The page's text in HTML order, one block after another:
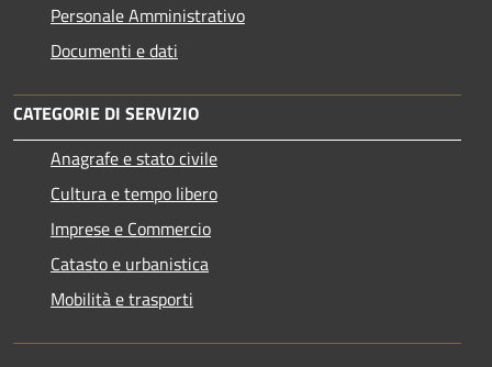
Personale Amministrativo
Documenti e dati
CATEGORIE DI SERVIZIO
Anagrafe e stato civile
Cultura e tempo libero
Imprese e Commercio
Catasto e urbanistica
Mobilità e trasporti